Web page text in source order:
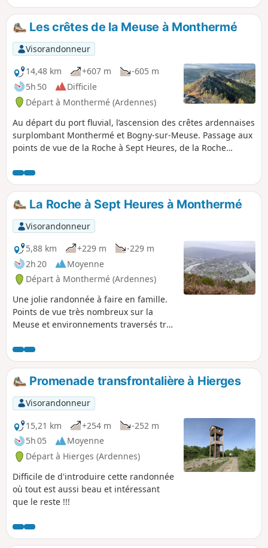
Les crêtes de la Meuse à Monthermé
Visorandonneur
14,48 km
+607 m
-605 m
5h 50
Difficile
Départ à Monthermé (Ardennes)
Au départ du port fluvial, l’ascension des crêtes ardennaises
surplombant Monthermé et Bogny-sur-Meuse. Passage aux
points de vue de la Roche à Sept Heures, de la Roche
Villages. _++_Attention_++_ : Très important en cas de pluie
ou de gel, le passage entre les points (7) et (8) peut être
difficile pour des novices Suivre la variante qui est fléchée la
gare au point (7) pour rejoindre les Quatre Fils Aymon
La Roche à Sept Heures à Monthermé
Visorandonneur
5,88 km
+229 m
-229 m
2h 20
Moyenne
Départ à Monthermé (Ardennes)
Une jolie randonnée à faire en famille.
Points de vue très nombreux sur la
Meuse et environnements traversés très
parfaitement pour avoir une vue plus
dégagée sur la boucle de Monthermé.
Nous nous sommes inspirés du topo-
guide "Les Ardennes à pieds" pour cette
randonnée.
Promenade transfrontalière à Hierges
Visorandonneur
15,21 km
+254 m
-252 m
5h 05
Moyenne
Départ à Hierges (Ardennes)
Difficile de d'introduire cette randonnée
où tout est aussi beau et intéressant
que le reste !!!